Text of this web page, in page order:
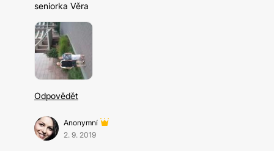
seniorka Věra
Odpovědět
Anonymní
2. 9. 2019